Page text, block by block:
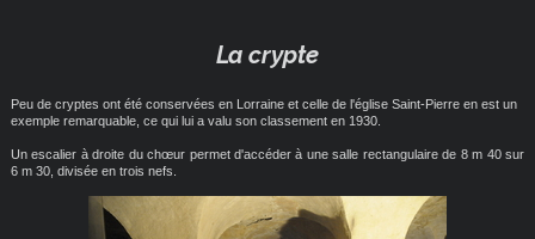
La crypte
Peu de cryptes ont été conservées en Lorraine et celle de l'église Saint-Pierre en est un
exemple remarquable, ce qui lui a valu son classement en 1930.
Un escalier à droite du chœur permet d'accéder à une salle rectangulaire de 8 m 40 sur
6 m 30, divisée en trois nefs.